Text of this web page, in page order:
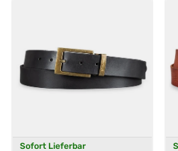
Sofort Lieferbar